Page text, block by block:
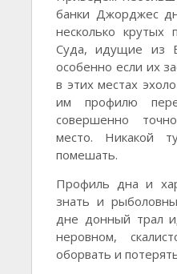
банки Джорджес
несколько крутых
Суда, идущие из
особенно если их
в этих местах
им профилю
совершенно
место. Никакой
помешать.
Профиль дна и
знать и
дне донный трал
неровном,
оборвать и